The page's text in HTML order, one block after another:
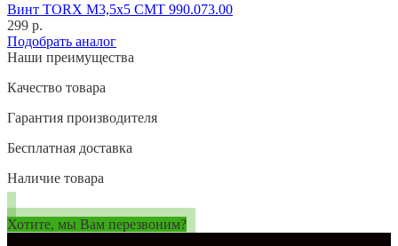
Винт TORX M3,5x5 CMT 990.073.00
299 р.
Подобрать аналог
Наши преимущества
Качество товара
Гарантия производителя
Бесплатная доставка
Наличие товара
Хотите, мы Вам перезвоним?